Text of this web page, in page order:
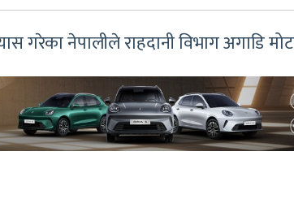
गरेका नेपालीले राहदानी विभाग अगाडि